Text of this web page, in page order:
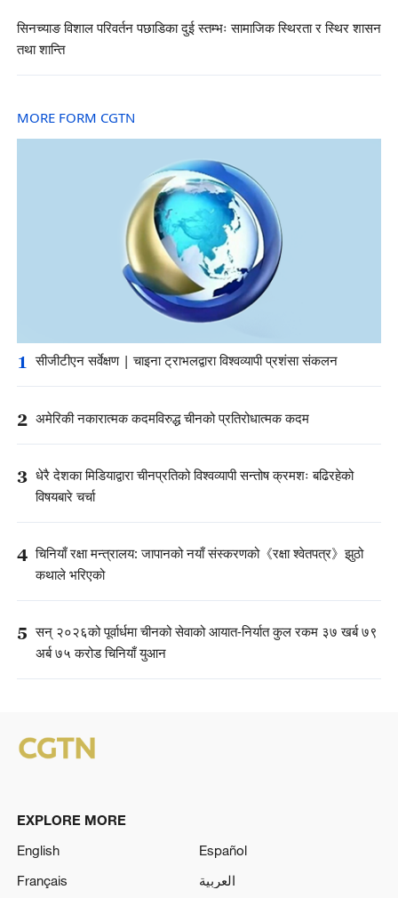
सिनच्याङ विशाल परिवर्तन पछाडिका दुई स्तम्भः सामाजिक स्थिरता र स्थिर शासन
तथा शान्ति
MORE FORM CGTN
1 सीजीटीएन सर्वेक्षण | चाइना ट्राभलद्वारा विश्वव्यापी प्रशंसा संकलन
2 अमेरिकी नकारात्मक कदमविरुद्ध चीनको प्रतिरोधात्मक कदम
3 धेरै देशका मिडियाद्वारा चीनप्रतिको विश्वव्यापी सन्तोष क्रमशः बढिरहेको
विषयबारे चर्चा
4 चिनियाँ रक्षा मन्त्रालय: जापानको नयाँ संस्करणको《रक्षा श्वेतपत्र》झुठो
कथाले भरिएको
5 सन् २०२६को पूर्वार्धमा चीनको सेवाको आयात-निर्यात कुल रकम ३७ खर्ब ७९
अर्ब ७५ करोड चिनियाँ युआन
EXPLORE MORE
English
Español
Français
العربية